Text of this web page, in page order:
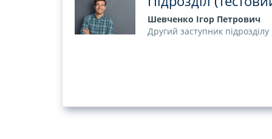
Шевченко Ігор Петрович
Другий заступник підрозділу